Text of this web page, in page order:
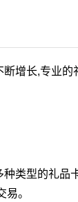
增长,专业的
类型的礼品
。